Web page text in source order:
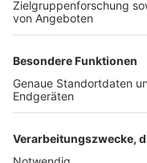
TOP-PARTNER